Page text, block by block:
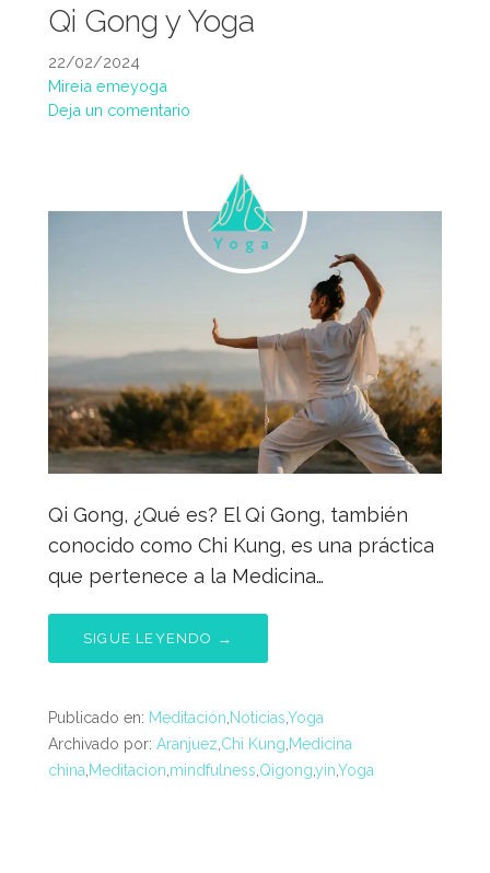
Qi Gong y Yoga
22/02/2024
Mireia emeyoga
Deja un comentario
Qi Gong, ¿Qué es? El Qi Gong, también
conocido como Chi Kung, es una práctica
que pertenece a la Medicina…
SIGUE LEYENDO →
Publicado en: Meditación NoticiasYoga
Archivado por: Aranjuez Chi Kung Medicina
china Meditacion mindfulness QigongyinYoga